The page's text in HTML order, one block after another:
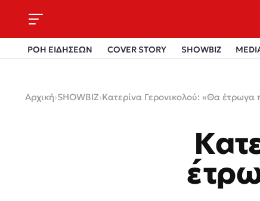
ΡΟΗ ΕΙΔΗΣΕΩΝ COVER STORY SHOWBIZ
Αρχική›SHOWBIZ›Κατερίνα Γερονικολού: «Θα έτρωγα